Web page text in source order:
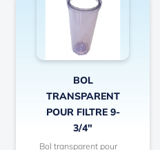
BOL
TRANSPARENT
POUR FILTRE 9-
3/4"
Bol transparent pour